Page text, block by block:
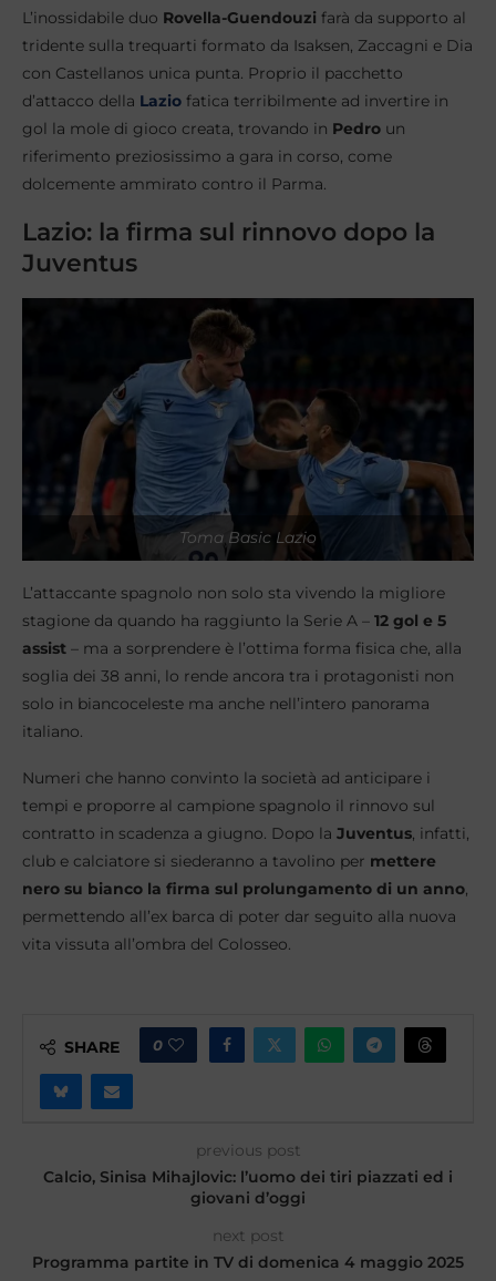
L’inossidabile duo Rovella-Guendouzi farà da supporto al
tridente sulla trequarti formato da Isaksen, Zaccagni e Dia
con Castellanos unica punta. Proprio il pacchetto
d’attacco della Lazio fatica terribilmente ad invertire in
gol la mole di gioco creata, trovando in Pedro un
riferimento preziosissimo a gara in corso, come
dolcemente ammirato contro il Parma.
Lazio: la firma sul rinnovo dopo la
Juventus
Toma Basic Lazio
L’attaccante spagnolo non solo sta vivendo la migliore
stagione da quando ha raggiunto la Serie A – 12 gol e 5
assist – ma a sorprendere è l’ottima forma fisica che, alla
soglia dei 38 anni, lo rende ancora tra i protagonisti non
solo in biancoceleste ma anche nell’intero panorama
italiano.
Numeri che hanno convinto la società ad anticipare i
tempi e proporre al campione spagnolo il rinnovo sul
contratto in scadenza a giugno. Dopo la Juventus, infatti,
club e calciatore si siederanno a tavolino per mettere
nero su bianco la firma sul prolungamento di un anno,
permettendo all’ex barca di poter dar seguito alla nuova
vita vissuta all’ombra del Colosseo.
SHARE 0
previous post
Calcio, Sinisa Mihajlovic: l’uomo dei tiri piazzati ed i
giovani d’oggi
next post
Programma partite in TV di domenica 4 maggio 2025